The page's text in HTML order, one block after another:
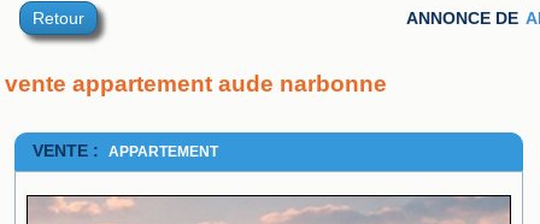
Retour ANNONCE DE
vente appartement aude narbonne
VENTE : APPARTEMENT